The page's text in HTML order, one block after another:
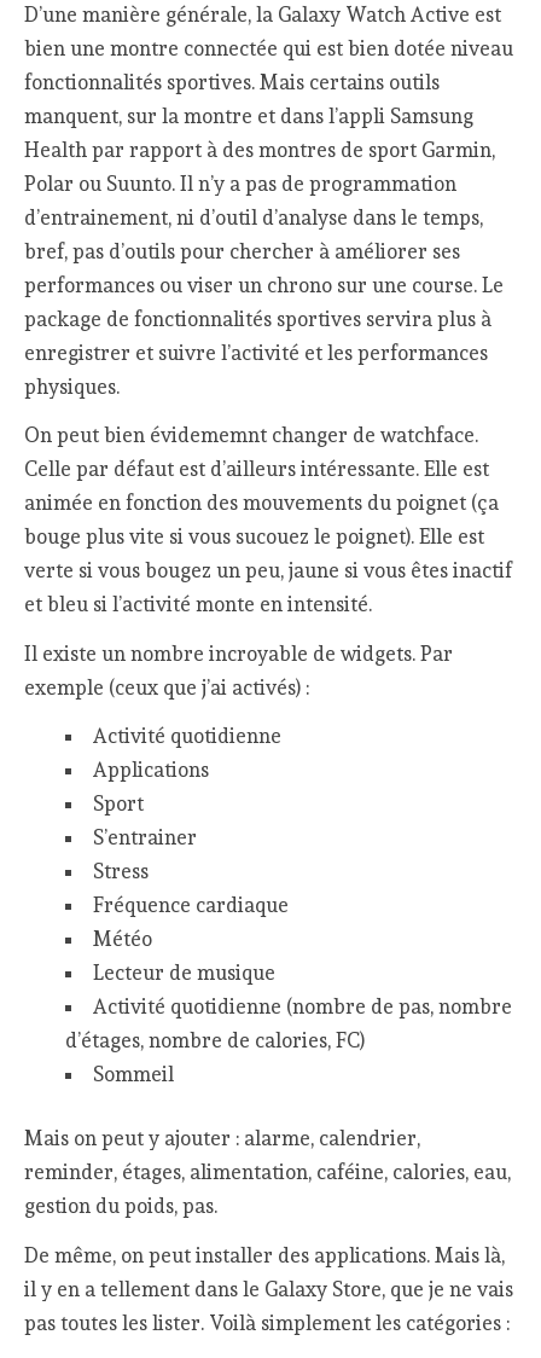
D’une manière générale, la Galaxy Watch Active est
bien une montre connectée qui est bien dotée niveau
fonctionnalités sportives. Mais certains outils
manquent, sur la montre et dans l’appli Samsung
Health par rapport à des montres de sport Garmin,
Polar ou Suunto. Il n’y a pas de programmation
d’entrainement, ni d’outil d’analyse dans le temps,
bref, pas d’outils pour chercher à améliorer ses
performances ou viser un chrono sur une course. Le
package de fonctionnalités sportives servira plus à
enregistrer et suivre l’activité et les performances
physiques.
On peut bien évidememnt changer de watchface.
Celle par défaut est d’ailleurs intéressante. Elle est
animée en fonction des mouvements du poignet (ça
bouge plus vite si vous sucouez le poignet). Elle est
verte si vous bougez un peu, jaune si vous êtes inactif
et bleu si l’activité monte en intensité.
Il existe un nombre incroyable de widgets. Par
exemple (ceux que j’ai activés) :
Activité quotidienne
Applications
Sport
S’entrainer
Stress
Fréquence cardiaque
Météo
Lecteur de musique
Activité quotidienne (nombre de pas, nombre
d’étages, nombre de calories, FC)
Sommeil
Mais on peut y ajouter : alarme, calendrier,
reminder, étages, alimentation, caféine, calories, eau,
gestion du poids, pas.
De même, on peut installer des applications. Mais là,
il y en a tellement dans le Galaxy Store, que je ne vais
pas toutes les lister. Voilà simplement les catégories :